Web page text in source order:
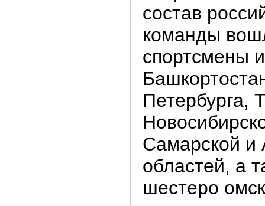
состав
команды
спортсмены
Петербурга,
Самарской и
областей, а
шестеро